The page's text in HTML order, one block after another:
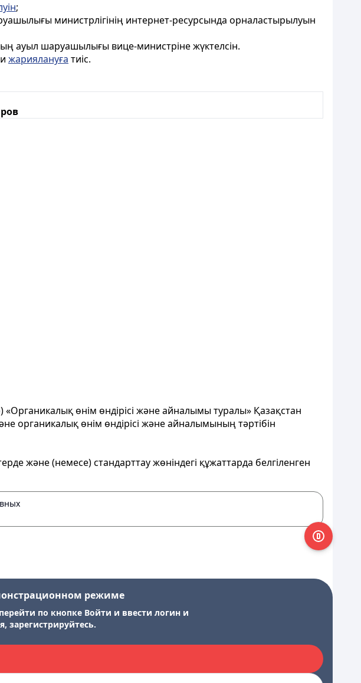
;
министрлігінің интернет-ресурсында орналастырылуын
ауыл шаруашылығы вице-министріне жүктелсін.
жариялануға тиіс.
өнім өндірісі және айналымы туралы» Қазақстан
органикалық өнім өндірісі және айналымының тәртібін
және (немесе) стандарттау жөніндегі құжаттарда белгіленген
режиме
по кнопке Войти и ввести логин и
зарегистрируйтесь.